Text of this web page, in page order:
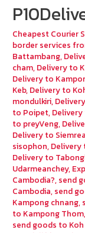
Cheapest Courier
border services
Battambang,
cham, Delivery to
Delivery to
Keb, Delivery to
mondulkiri,
to Poipet,
to preyVeng,
Delivery to
sisophon, Delivery
Delivery to
Udarmeanchey,
Cambodia?, send
Cambodia, send
Kampong chnang,
to Kampong Thom,
send goods to